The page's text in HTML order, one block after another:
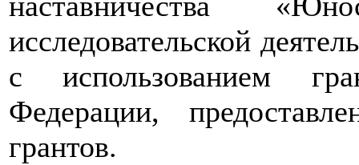
исследовательской
с использованием
Федерации,
грантов.